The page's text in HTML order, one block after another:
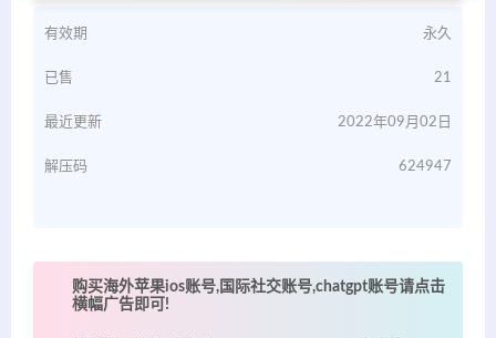
有效期 永久
已售 21
最近更新 2022年09月02日
解压码 624947
购买海外苹果ios账号,国际社交账号,chatgpt账号请点击
横幅广告即可!